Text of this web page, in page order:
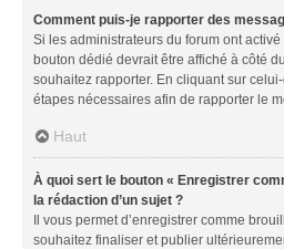
Comment puis-je rapporter des
Si les administrateurs du forum ont
bouton dédié devrait être affiché à côté
souhaitez rapporter. En cliquant sur
étapes nécessaires afin de rapporter le
Haut
À quoi sert le bouton « Enregistrer
la rédaction d’un sujet ?
Il vous permet d’enregistrer comme
souhaitez finaliser et publier